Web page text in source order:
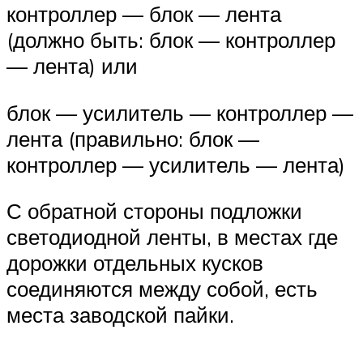
контроллер — блок — лента
(должно быть: блок — контроллер
— лента) или
блок — усилитель — контроллер —
лента (правильно: блок —
контроллер — усилитель — лента)
С обратной стороны подложки
светодиодной ленты, в местах где
дорожки отдельных кусков
соединяются между собой, есть
места заводской пайки.